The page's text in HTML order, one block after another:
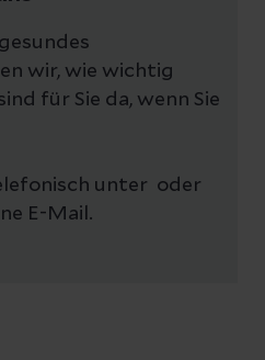
wir, wie wichtig
für Sie da, wenn Sie
unter oder
E-Mail.